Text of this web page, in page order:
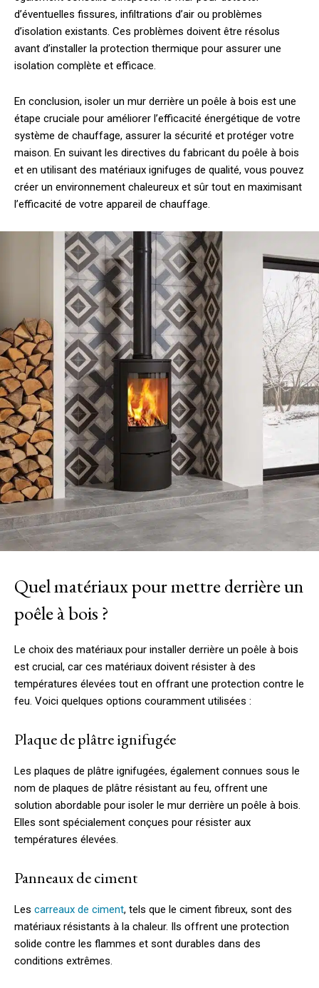
d’éventuelles fissures, infiltrations d’air ou problèmes
d’isolation existants. Ces problèmes doivent être résolus
avant d’installer la protection thermique pour assurer une
isolation complète et efficace.
En conclusion, isoler un mur derrière un poêle à bois est une
étape cruciale pour améliorer l’efficacité énergétique de votre
système de chauffage, assurer la sécurité et protéger votre
maison. En suivant les directives du fabricant du poêle à bois
et en utilisant des matériaux ignifuges de qualité, vous pouvez
créer un environnement chaleureux et sûr tout en maximisant
l’efficacité de votre appareil de chauffage.
Quel matériaux pour mettre derrière un
poêle à bois ?
Le choix des matériaux pour installer derrière un poêle à bois
est crucial, car ces matériaux doivent résister à des
températures élevées tout en offrant une protection contre le
feu. Voici quelques options couramment utilisées :
Plaque de plâtre ignifugée
Les plaques de plâtre ignifugées, également connues sous le
nom de plaques de plâtre résistant au feu, offrent une
solution abordable pour isoler le mur derrière un poêle à bois.
Elles sont spécialement conçues pour résister aux
températures élevées.
Panneaux de ciment
Les carreaux de ciment, tels que le ciment fibreux, sont des
matériaux résistants à la chaleur. Ils offrent une protection
solide contre les flammes et sont durables dans des
conditions extrêmes.